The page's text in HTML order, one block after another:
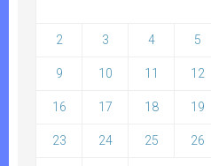
2 3 4 5
9 10 11 12
16 17 18 19
23 24 25 26